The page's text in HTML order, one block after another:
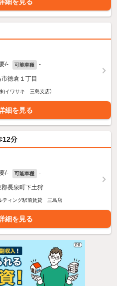
細を見る
/- 可能車種 -
徳倉１丁目
)イワサキ 三島支店）
細を見る
12分
/- 可能車種 -
長泉町下土狩
ティング駅前賃貸 三島店
細を見る